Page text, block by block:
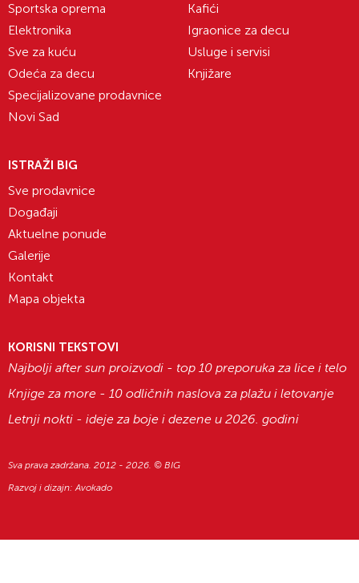
Sportska oprema
Elektronika
Sve za kuću
Odeća za decu
Specijalizovane prodavnice
Novi Sad
Kafići
Igraonice za decu
Usluge i servisi
Knjižare
ISTRAŽI BIG
Sve prodavnice
Događaji
Aktuelne ponude
Galerije
Kontakt
Mapa objekta
KORISNI TEKSTOVI
Najbolji after sun proizvodi - top 10 preporuka za lice i telo
Knjige za more - 10 odličnih naslova za plažu i letovanje
Letnji nokti - ideje za boje i dezene u 2026. godini
Sva prava zadržana. 2012 - 2026. © BIG
Razvoj i dizajn:Avokado